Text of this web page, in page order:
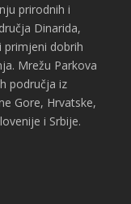
prirodnih i
Dinarida,
dobrih
Mrežu Parkova
područja iz
Gore, Hrvatske,
i Srbije.